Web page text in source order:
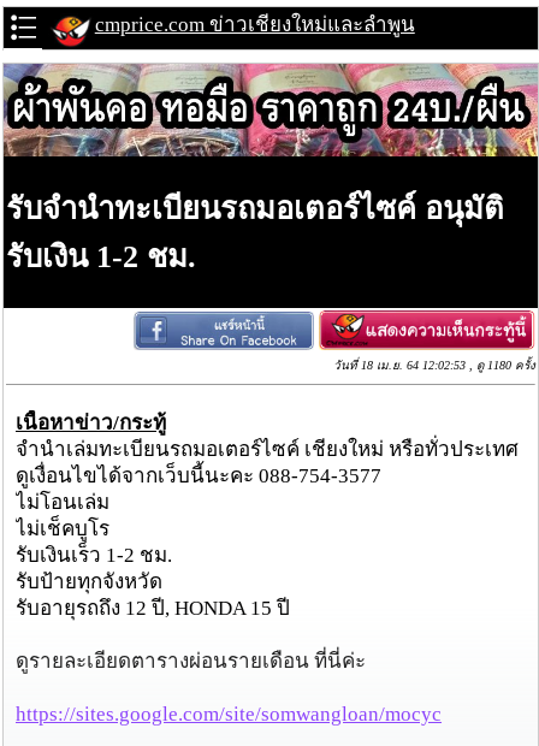
cmprice.com ข่าวเชียงใหม่และลำพูน
รับจำนำทะเบียนรถมอเตอร์ไซค์ อนุมัติ
รับเงิน 1-2 ชม.
วันที่ 18 เม.ย. 64 12:02:53 , ดู 1180 ครั้ง
เนื้อหาข่าว/กระทู้
จำนำเล่มทะเบียนรถมอเตอร์ไซค์ เชียงใหม่ หรือทั่วประเทศ
ดูเงื่อนไขได้จากเว็บนี้นะคะ 088-754-3577
ไม่โอนเล่ม
ไม่เช็คบูโร
รับเงินเร็ว 1-2 ชม.
รับป้ายทุกจังหวัด
รับอายุรถถึง 12 ปี, HONDA 15 ปี
ดูรายละเอียดตารางผ่อนรายเดือน ที่นี่ค่ะ
https://sites.google.com/site/somwangloan/mocyc